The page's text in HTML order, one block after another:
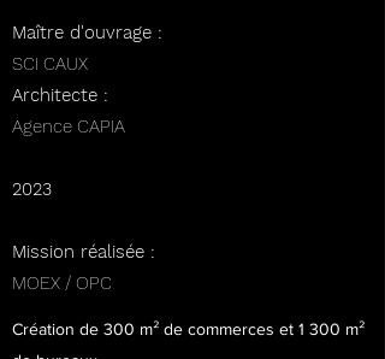
Maître d'ouvrage :
SCI CAUX
Architecte :
Agence CAPIA
2023
Mission réalisée :
MOEX / OPC
Création de 300 m² de commerces et 1 300 m²